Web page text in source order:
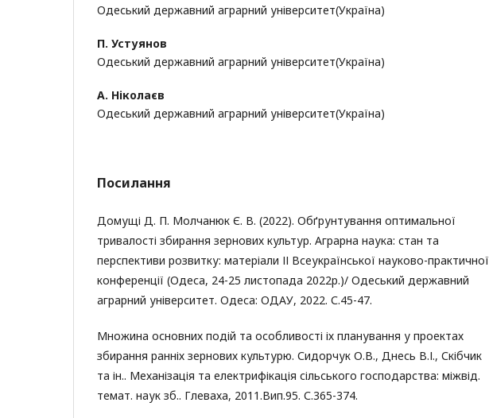
Одеський державний аграрний університет(Україна)
П. Устуянов
Одеський державний аграрний університет(Україна)
А. Ніколаєв
Одеський державний аграрний університет(Україна)
Посилання
Домущі Д. П. Молчанюк Є. В. (2022). Обґрунтування оптимальної
тривалості збирання зернових культур. Аграрна наука: стан та
перспективи розвитку: матеріали ІІ Всеукраїнської науково-практичної
конференції (Одеса, 24-25 листопада 2022р.)/ Одеський державний
аграрний університет. Одеса: ОДАУ, 2022. С.45-47.
Множина основних подій та особливості іх планування у проектах
збирання ранніх зернових культурю. Сидорчук О.В., Днесь В.І., Скібчик
та ін.. Механізація та електрифікація сільського господарства: міжвід.
темат. наук зб.. Глеваха, 2011.Вип.95. С.365-374.